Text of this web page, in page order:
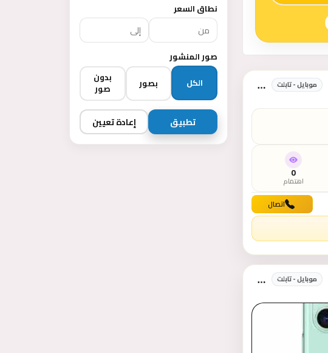
موبايل - تابلت
0
اهتمام
اتصال
موبايل - تابلت
نطاق السعر
صور المنشور
الكل
بصور بدون
صور
تطبيق إعادة تعيين